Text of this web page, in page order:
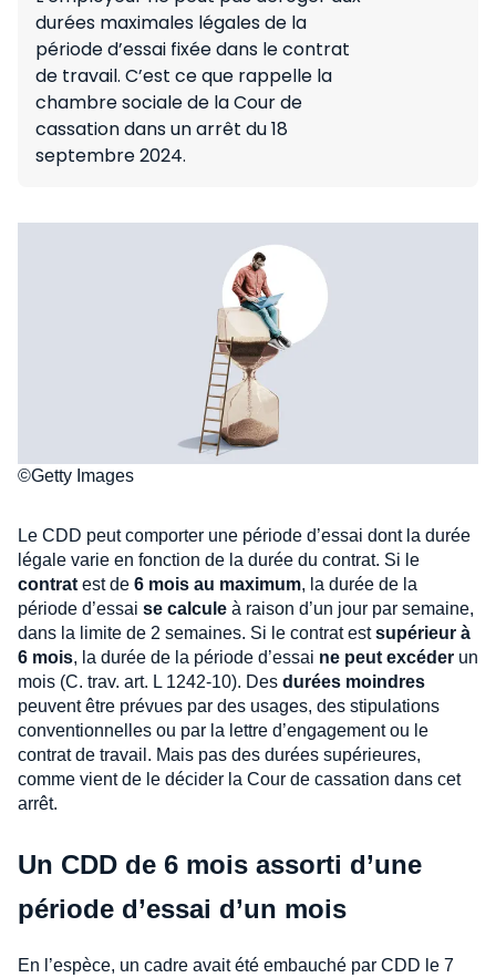
durées maximales légales de la
période d’essai fixée dans le contrat
de travail. C’est ce que rappelle la
chambre sociale de la Cour de
cassation dans un arrêt du 18
septembre 2024.
©Getty Images
Le CDD peut comporter une période d’essai dont la durée
légale varie en fonction de la durée du contrat. Si le
contrat est de 6 mois au maximum, la durée de la
période d’essai se calcule à raison d’un jour par semaine,
dans la limite de 2 semaines. Si le contrat estsupérieur à
6 mois, la durée de la période d’essai ne peut excéder un
mois (C. trav. art. L 1242-10). Des durées moindres
peuvent être prévues par des usages, des stipulations
conventionnelles ou par la lettre d’engagement ou le
contrat de travail. Mais pas des durées supérieures,
comme vient de le décider la Cour de cassation dans cet
arrêt.
Un CDD de 6 mois assorti d’une
période d’essai d’un mois
En l’espèce, un cadre avait été embauché par CDD le 7